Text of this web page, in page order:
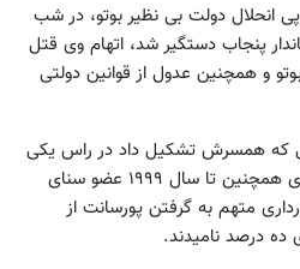
انحلال دولت بی نظیر بوتو، در شب
دستور فرماندار پنجاب دستگیر شد، اتهام وی قتل
و همچنین عدول از قوانین دولتی
کابینه دومی که همسرش تشکیل داد در راس یکی
از وزارتخانه‌ها قرار گرفت. زرداری همچنین تا سال ۱۹۹۹ عضو سنای
متهم به گرفتن پورسانت از
ده درصد نامیدند.